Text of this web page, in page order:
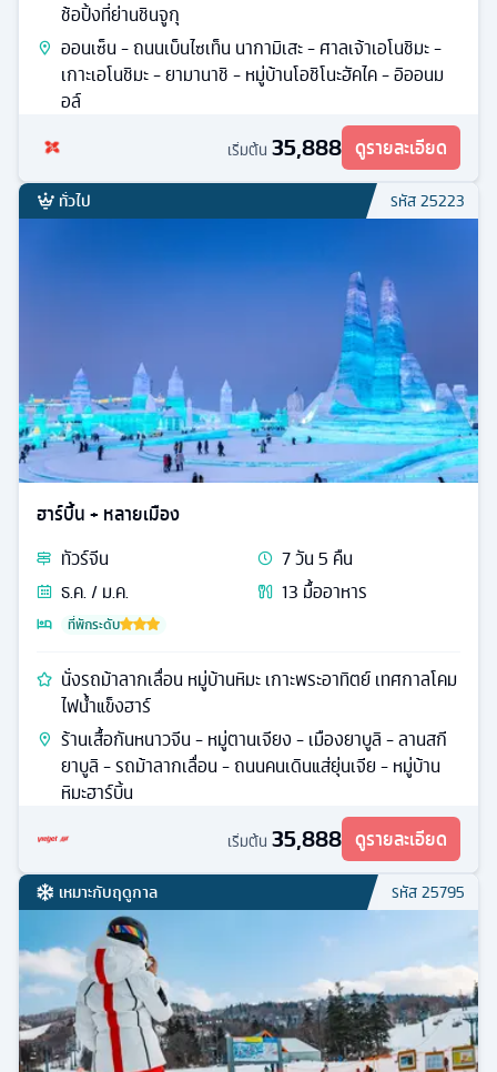
ช้อปิ้งที่ย่านชินจูกุ
ออนเซ็น - ถนนเบ็นไซเท็น นากามิเสะ - ศาลเจ้าเอโนชิมะ -
เกาะเอโนชิมะ - ยามานาชิ - หมู่บ้านโอชิโนะฮัคไค - อิออนม
อล์
เริ่มต้น 35,888 ดูรายละเอียด
ทั่วไป รหัส25223
ฮาร์บิ้น + หลายเมือง
ทัวร์จีน 7วัน5 คืน
ธ.ค. / ม.ค.
13 มื้ออาหาร
ที่พักระดับ
นั่งรถม้าลากเลื่อน หมู่บ้านหิมะ เกาะพระอาทิตย์ เทศกาลโคม
ไฟน้ำแข็งฮาร์
ร้านเสื้อกันหนาวจีน - หมู่ตานเจียง - เมืองยาบูลิ - ลานสกี
ยาบูลิ - รถม้าลากเลื่อน - ถนนคนเดินแส่ยุ่นเจีย - หมู่บ้าน
หิมะฮาร์บิ้น
เริ่มต้น 35,888 ดูรายละเอียด
เหมาะกับฤดูกาล รหัส25795